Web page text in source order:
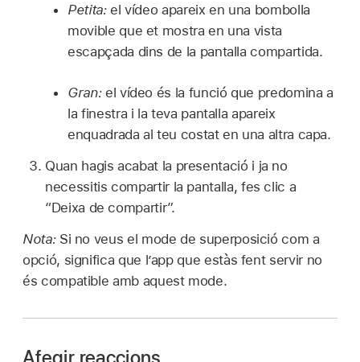
Petita:el vídeo apareix en una bombolla
movible que et mostra en una vista
escapçada dins de la pantalla compartida.
Gran:el vídeo és la funció que predomina a
la finestra i la teva pantalla apareix
enquadrada al teu costat en una altra capa.
Quan hagis acabat la presentació i ja no
necessitis compartir la pantalla, fes clic a
“Deixa de compartir”.
Nota: Si no veus el mode de superposició com a
opció, significa que l’app que estàs fent servir no
és compatible amb aquest mode.
Afegir reaccions